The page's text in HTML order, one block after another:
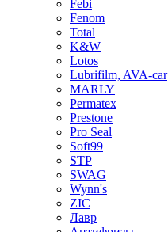
Febi
Fenom
Total
K&W
Lotos
Lubrifilm, AVA-car
MARLY
Permatex
Prestone
Pro Seal
Soft99
STP
SWAG
Wynn's
ZIC
Лавр